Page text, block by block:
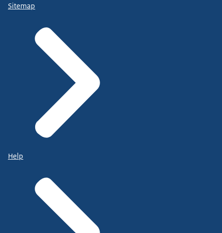
Sitemap
Help